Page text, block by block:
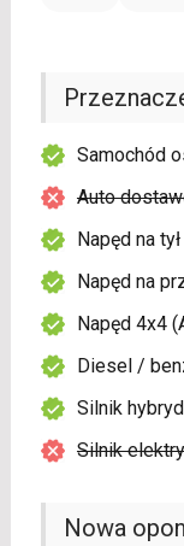
Nowa
Samochód
Auto
Napęd na
Napęd na
Napęd 4x4
Diesel /
Silnik
Silnik